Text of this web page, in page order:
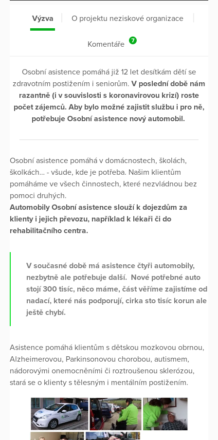
Výzva O projektu neziskové organizace
Komentáře 7
Osobní asistence pomáhá již 12 let desítkám dětí se
zdravotním postižením i seniorům. V poslední době nám
razantně (i v souvislosti s koronavirovou krizí) roste
počet zájemců. Aby bylo možné zajistit službu i pro ně,
potřebuje Osobní asistence nový automobil.
Osobní asistence pomáhá v domácnostech, školách,
školkách… - všude, kde je potřeba. Našim klientům
pomáháme ve všech činnostech, které nezvládnou bez
pomoci druhých.
Automobily Osobní asistence slouží k dojezdům za
klienty i jejich převozu, například k lékaři či do
rehabilitačního centra.
V současné době má asistence čtyři automobily,
nezbytně ale potřebuje další. Nové potřebné auto
stojí 300 tisíc, něco máme, část věříme zajistíme od
nadací, které nás podporují, cirka sto tisíc korun ale
ještě chybí.
Asistence pomáhá klientům s dětskou mozkovou obrnou,
Alzheimerovou, Parkinsonovou chorobou, autismem,
nádorovými onemocněními či roztroušenou sklerózou,
stará se o klienty s tělesným i mentálním postižením.